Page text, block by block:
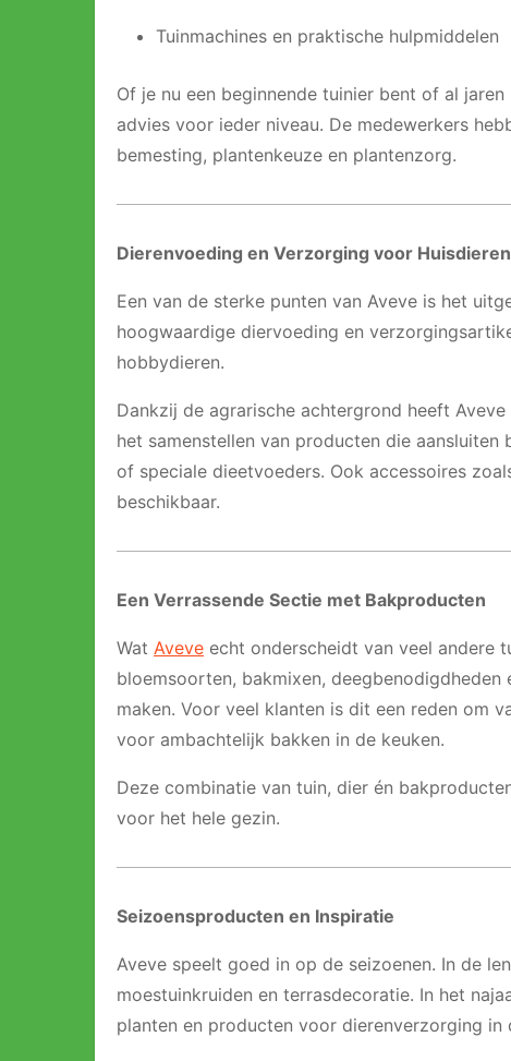
Tuinmachines en praktische hulpmiddelen
Of je nu een beginnende tuinier bent of al
advies voor ieder niveau. De medewerkers
bemesting, plantenkeuze en plantenzorg.
Dierenvoeding en Verzorging voor
Een van de sterke punten van Aveve is het
hoogwaardige diervoeding en
hobbydieren.
Dankzij de agrarische achtergrond heeft
het samenstellen van producten die
of speciale dieetvoeders. Ook accessoires
beschikbaar.
Een Verrassende Sectie met Bakproducten
Wat Aveve echt onderscheidt van veel andere
bloemsoorten, bakmixen,
maken. Voor veel klanten is dit een reden om
voor ambachtelijk bakken in de keuken.
Deze combinatie van tuin, dier én
voor het hele gezin.
Seizoensproducten en Inspiratie
Aveve speelt goed in op de seizoenen. In de
moestuinkruiden en terrasdecoratie. In het
planten en producten voor dierenverzorging in